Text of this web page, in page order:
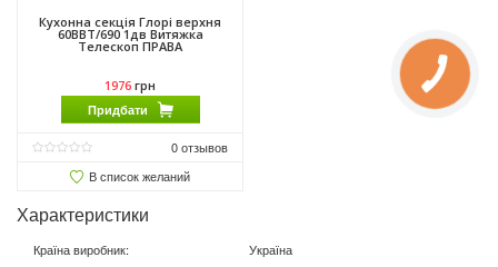
Кухонна секція Глорі верхня
60ВВТ/690 1дв Витяжка
Телескоп ПРАВА
1976 грн
Придбати
0отзывов
В список желаний
Характеристики
Країна виробник: Україна